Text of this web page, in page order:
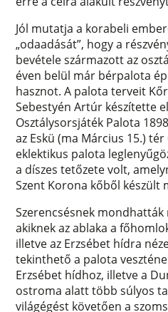
Jól mutatja a korabeli
„odaadását”, hogy a
bevétele származott az
éven belül már bérpalota
hasznot. A palota terveit
Sebestyén Artúr készítette
Osztálysorsjáték Palota
az Eskü (ma Március 15.)
eklektikus palota
a díszes tetőzete volt,
Szent Korona kőből készült
Szerencsésnek mondhatták
akiknek az ablaka a
illetve az Erzsébet hídra
tekinthető a palota
Erzsébet hídhoz, illetve a
ostroma alatt több súlyos
világégést követően a